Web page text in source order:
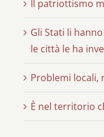
Il patriottismo
Gli Stati li
le città le ha
Problemi locali,
È nel territorio